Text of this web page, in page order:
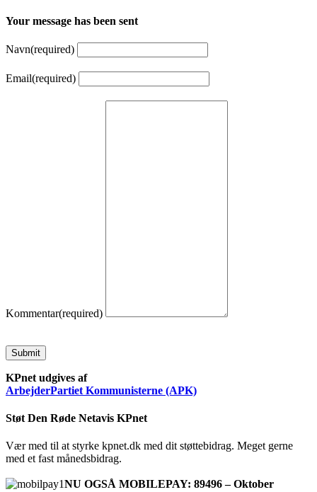
Your message has been sent
Navn(required)
Email(required)
Kommentar(required)
Submit
KPnet udgives af
ArbejderPartiet Kommunisterne (APK)
Støt Den Røde Netavis KPnet
Vær med til at styrke kpnet.dk med dit støttebidrag. Meget gerne
med et fast månedsbidrag.
NU OGSÅ MOBILEPAY: 89496 – Oktober